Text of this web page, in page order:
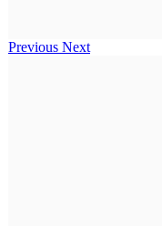
Previous Next